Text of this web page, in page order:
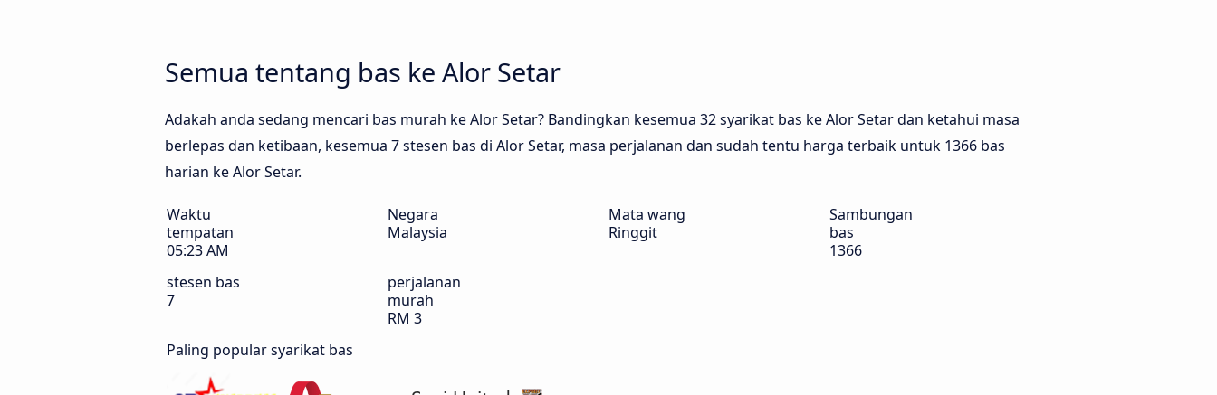
Semua tentang bas ke Alor Setar
Adakah anda sedang mencari bas murah ke Alor Setar? Bandingkan kesemua 32 syarikat bas ke Alor Setar dan ketahui masa
berlepas dan ketibaan, kesemua 7 stesen bas di Alor Setar, masa perjalanan dan sudah tentu harga terbaik untuk 1366 bas
harian ke Alor Setar.
Waktu
tempatan
05:23 AM
Negara
Malaysia
Mata wang
Ringgit
Sambungan
bas
1366
stesen bas
7
perjalanan
murah
RM 3
Paling popular syarikat bas